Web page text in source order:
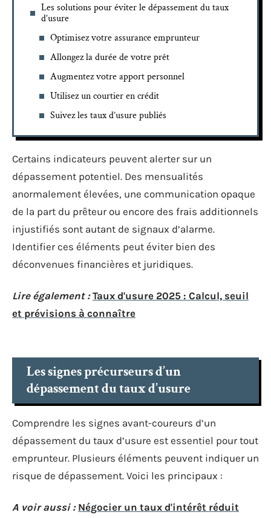
Les solutions pour éviter le dépassement du taux
d’usure
Optimisez votre assurance emprunteur
Allongez la durée de votre prêt
Augmentez votre apport personnel
Utilisez un courtier en crédit
Suivez les taux d’usure publiés
Certains indicateurs peuvent alerter sur un
dépassement potentiel. Des mensualités
anormalement élevées, une communication opaque
de la part du prêteur ou encore des frais additionnels
injustifiés sont autant de signaux d’alarme.
Identifier ces éléments peut éviter bien des
déconvenues financières et juridiques.
Lire également : Taux d'usure 2025 : Calcul, seuil
et prévisions à connaître
Les signes précurseurs d’un
dépassement du taux d’usure
Comprendre les signes avant-coureurs d’un
dépassement du taux d’usure est essentiel pour tout
emprunteur. Plusieurs éléments peuvent indiquer un
risque de dépassement. Voici les principaux :
A voir aussi : Négocier un taux d'intérêt réduit